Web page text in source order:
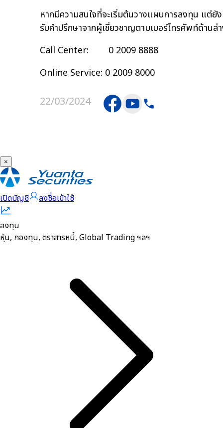
หากมีความสนใจที่จะเริ่มต้นวางแผนการลงทุน แต่
รับคำปรึกษาจากผู้เชี่ยวชาญตามเบอร์โทรศัพท์ด้านล่
Call Center: 0 2009 8888
Online Service: 0 2009 8000
22/03/2024
×
เปิดบัญชี ลงชื่อเข้าใช้
ลงทุน
หุ้น, กองทุน, ตราสารหนี้, Global Trading ฯลฯ